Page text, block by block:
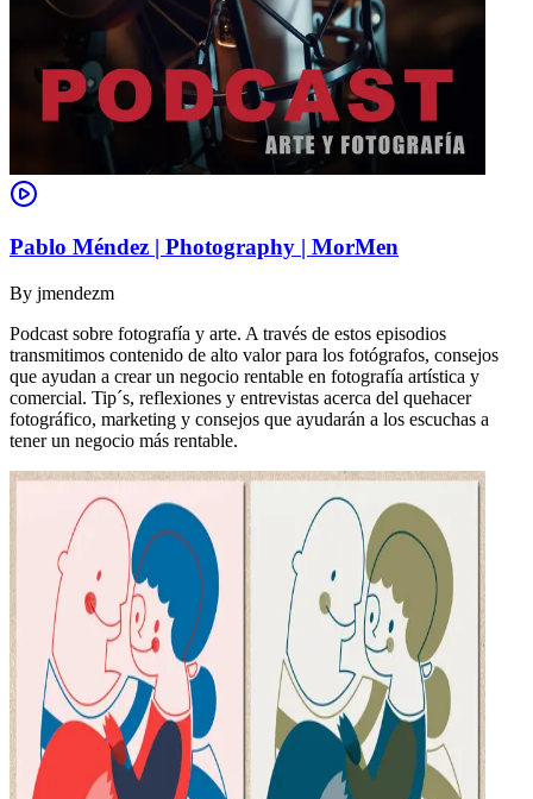
Pablo Méndez | Photography | MorMen
By jmendezm
Podcast sobre fotografía y arte. A través de estos episodios
transmitimos contenido de alto valor para los fotógrafos, consejos
que ayudan a crear un negocio rentable en fotografía artística y
comercial. Tip´s, reflexiones y entrevistas acerca del quehacer
fotográfico, marketing y consejos que ayudarán a los escuchas a
tener un negocio más rentable.